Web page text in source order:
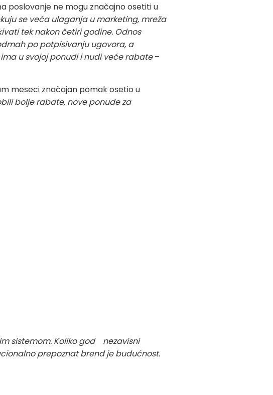
poslovanje ne mogu značajno osetiti u
se veća ulaganja u marketing, mreža
tek nakon četiri godine. Odnos
po potpisivanju ugovora, a
u svojoj ponudi i nudi veće rabate–
meseci značajan pomak osetio u
bolje rabate, nove ponude za
sistemom. Koliko god nezavisni
prepoznat brend je budućnost.